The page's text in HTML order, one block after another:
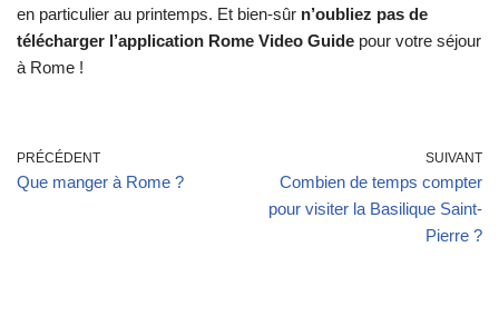
en particulier au printemps. Et bien-sûr n’oubliez pas de
télécharger l’application Rome Video Guide pour votre séjour
à Rome !
PRÉCÉDENT
Que manger à Rome ?
SUIVANT
Combien de temps compter
pour visiter la Basilique Saint-
Pierre ?